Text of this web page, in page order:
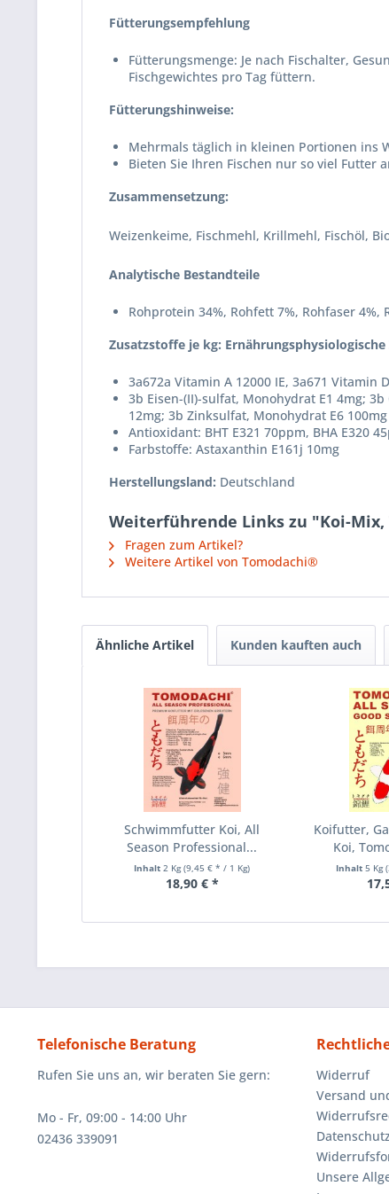
Fütterungsempfehlung
Fütterungsmenge: Je nach Fischalter,
Fischgewichtes pro Tag füttern.
Fütterungshinweise:
Mehrmals täglich in kleinen Portionen ins
Bieten Sie Ihren Fischen nur so viel
Zusammensetzung:
Weizenkeime, Fischmehl, Krillmehl, Fischöl,
Analytische Bestandteile
Rohprotein 34%, Rohfett 7%, Rohfaser
Zusatzstoffe je kg:
3a672a Vitamin A 12000 IE, 3a671 Vitamin
3b Eisen-(II)-sulfat, Monohydrat E1 4mg;
12mg; 3b Zinksulfat, Monohydrat E6 100mg
Antioxidant: BHT E321 70ppm, BHA E320
Farbstoffe: Astaxanthin E161j 10mg
Herstellungsland: Deutschland
Weiterführende Links zu "Koi-
Fragen zum Artikel?
Weitere Artikel von Tomodachi®
Ähnliche Artikel Kunden kauften auch
Schwimmfutter Koi, All
Season Professional...
Inhalt2 Kg(9,45 € * / 1 Kg)
18,90 € *
Koifutter,
Koi,
Inhalt 5 Kg
Telefonische Beratung
Rufen Sie uns an, wir beraten Sie gern:
Mo - Fr, 09:00 - 14:00 Uhr
02436 339091
Widerruf
Versand
Unsere